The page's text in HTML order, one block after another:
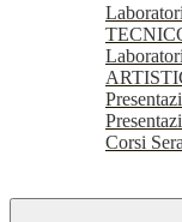
Corsi